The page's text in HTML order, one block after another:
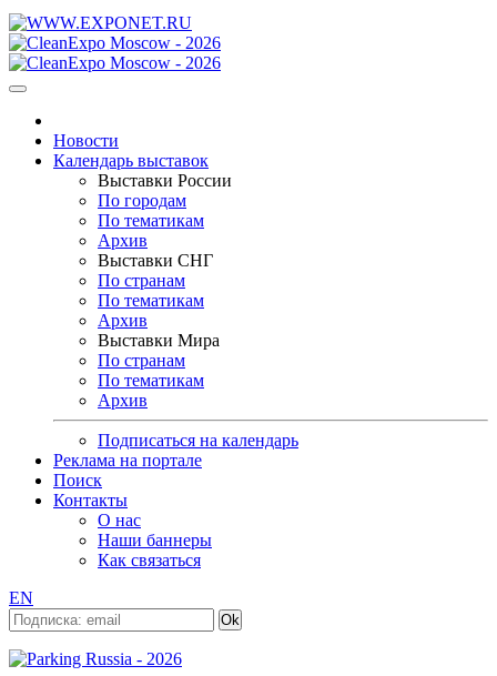
Новости
Календарь выставок
Выставки России
По городам
По тематикам
Архив
Выставки СНГ
По странам
По тематикам
Архив
Выставки Мира
По странам
По тематикам
Архив
Подписаться на календарь
Реклама на портале
Поиск
Контакты
О нас
Наши баннеры
Как связаться
EN